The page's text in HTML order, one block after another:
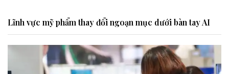
Lĩnh vực mỹ phẩm thay đổi ngoạn mục dưới bàn tay AI